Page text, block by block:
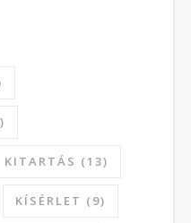
KITARTÁS (13)
KÍSÉRLET (9)